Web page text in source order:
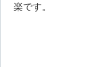
楽です。